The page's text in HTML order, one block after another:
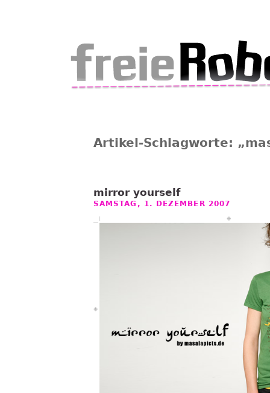
Artikel-Schlagworte:
mirror yourself
SAMSTAG, 1. DEZEMBER 2007